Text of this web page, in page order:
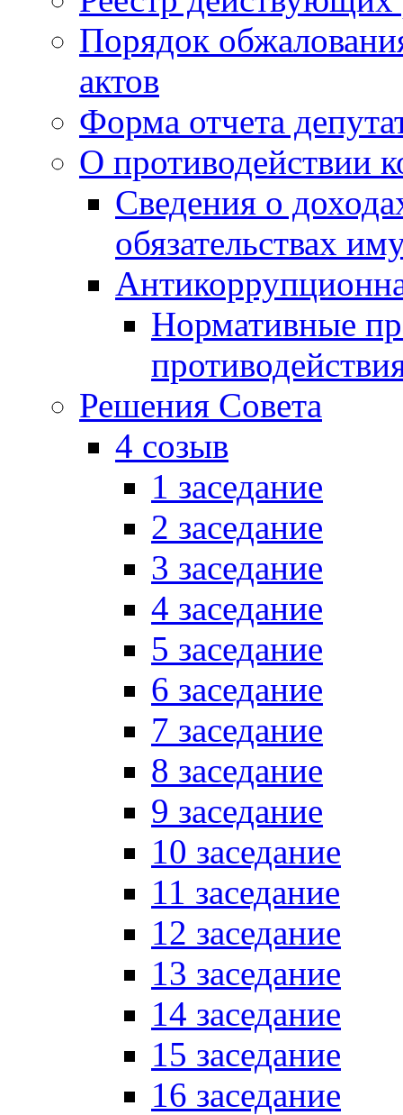
Порядок
актов
Форма отчета
О противодействии
Сведения о
обязательствах
Нормативные
Решения Совета
4 созыв
1 заседание
2 заседание
3 заседание
4 заседание
5 заседание
6 заседание
7 заседание
8 заседание
9 заседание
10 заседание
11 заседание
12 заседание
13 заседание
14 заседание
15 заседание
16 заседание